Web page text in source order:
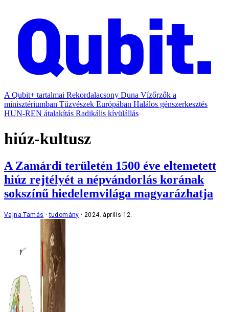
A Qubit+ tartalmai Rekordalacsony Duna Vízőrzők a
minisztériumban Tűzvészek Európában Halálos génszerkesztés
HUN-REN átalakítás Radikális kívülállás
hiúz-kultusz
A Zamárdi területén 1500 éve eltemetett
hiúz rejtélyét a népvándorlás korának
sokszínű hiedelemvilága magyarázhatja
Vajna Tamás tudomány 2024. április 12.